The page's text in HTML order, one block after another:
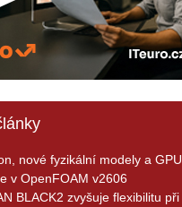
nové fyzikální modely a GPU
v OpenFOAM v2606
BLACK2 zvyšuje flexibilitu při